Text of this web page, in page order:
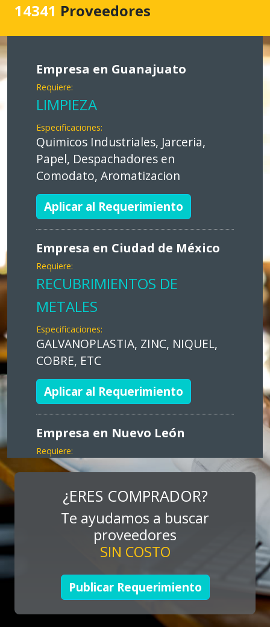
14341 Proveedores
Empresa en Guanajuato
Requiere:
LIMPIEZA
Especificaciones:
Quimicos Industriales, Jarceria,
Papel, Despachadores en
Comodato, Aromatizacion
Aplicar al Requerimiento
Empresa en Ciudad de México
Requiere:
RECUBRIMIENTOS DE
METALES
Especificaciones:
GALVANOPLASTIA, ZINC, NIQUEL,
COBRE, ETC
Aplicar al Requerimiento
Empresa en Nuevo León
Requiere:
MARKETING
Especificaciones:
Consultoría, promocionales, stands,
expos, activaciones
Aplicar al Requerimiento
Empresa en Jalisco
Requiere:
¿ERES COMPRADOR?
Te ayudamos a buscar
proveedores
SIN COSTO
Publicar Requerimiento